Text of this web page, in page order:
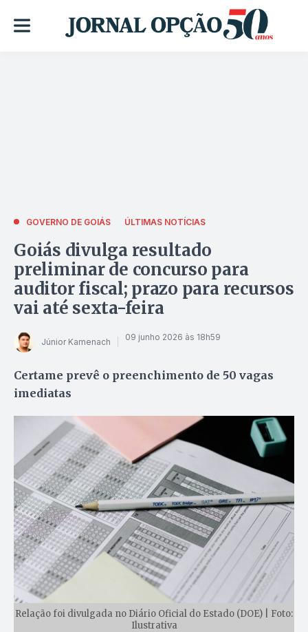
GOVERNO DE GOIÁS ÚLTIMAS NOTÍCIAS
Goiás divulga resultado
preliminar de concurso para
auditor fiscal; prazo para recursos
vai até sexta-feira
Júnior Kamenach 09 junho 2026 às 18h59
Certame prevê o preenchimento de 50 vagas
imediatas
Relação foi divulgada no Diário Oficial do Estado (DOE) | Foto:
Ilustrativa